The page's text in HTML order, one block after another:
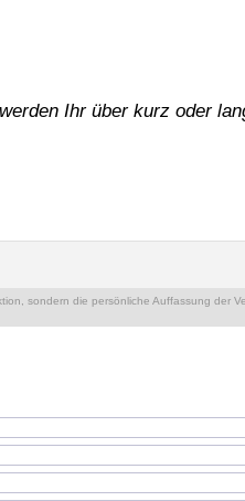
Ihr über kurz oder
sondern die persönliche Auffassung der